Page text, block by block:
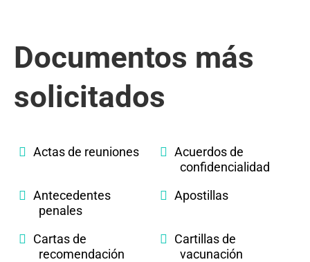
Documentos más
solicitados
Actas de reuniones
Acuerdos de
confidencialidad
Antecedentes
penales
Apostillas
Cartas de
recomendación
Cartillas de
vacunación